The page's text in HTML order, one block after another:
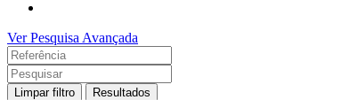
Ver Pesquisa Avançada
Limpar filtro Resultados